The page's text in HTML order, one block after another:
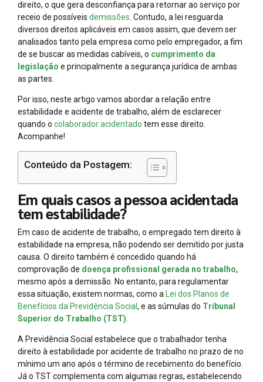
direito, o que gera desconfiança para retornar ao serviço por
receio de possíveis demissões . Contudo, a lei resguarda
diversos direitos aplicáveis em casos assim, que devem ser
analisados tanto pela empresa como pelo empregador, a fim
de se buscar as medidas cabíveis, o cumprimento da
legislação e principalmente a segurança jurídica de ambas
as partes.
Por isso, neste artigo vamos abordar a relação entre
estabilidade e acidente de trabalho, além de esclarecer
quando o colaborador acidentado tem esse direito.
Acompanhe!
Conteúdo da Postagem:
Em quais casos a pessoa acidentada
tem estabilidade?
Em caso de acidente de trabalho, o empregado tem direito à
estabilidade na empresa, não podendo ser demitido por justa
causa. O direito também é concedido quando há
comprovação de doença profissional gerada no trabalho,
mesmo após a demissão. No entanto, para regulamentar
essa situação, existem normas, como a
Lei dos Planos de
Benefícios da Previdência Social , e as súmulas do Tribunal
Superior do Trabalho (TST)
A Previdência Social estabelece que o trabalhador tenha
direito à estabilidade por acidente de trabalho no prazo de no
mínimo um ano após o término de recebimento do benefício.
Já o TST complementa com algumas regras, estabelecendo